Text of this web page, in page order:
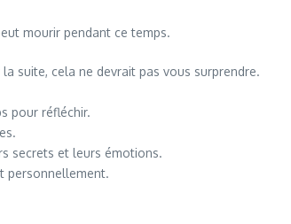
mourir pendant ce temps.
suite, cela ne devrait pas vous surprendre.
pour réfléchir.
secrets et leurs émotions.
personnellement.